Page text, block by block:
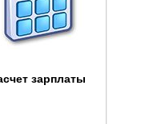
зарплаты